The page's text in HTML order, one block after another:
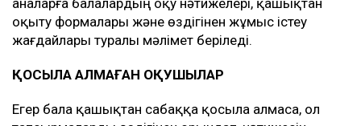
оқыту формалары және өздігінен жұмыс істеу
жағдайлары туралы мәлімет беріледі.
ҚОСЫЛА АЛМАҒАН ОҚУШЫЛАР
Егер бала қашықтан сабаққа қосыла алмаса, ол